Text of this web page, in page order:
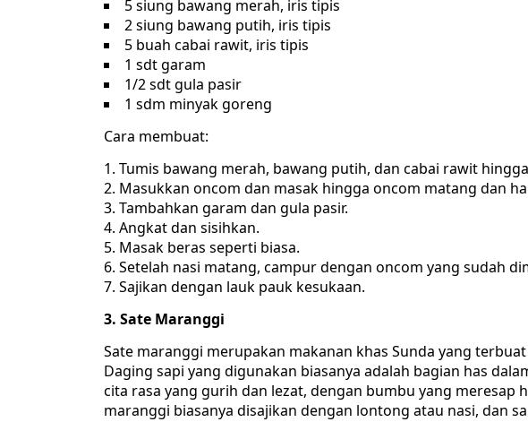
5 siung bawang merah, iris tipis
2 siung bawang putih, iris tipis
5 buah cabai rawit, iris tipis
1 sdt garam
1/2 sdt gula pasir
1 sdm minyak goreng
Cara membuat:
Tumis bawang merah, bawang putih, dan cabai rawit
Masukkan oncom dan masak hingga oncom matang dan
Tambahkan garam dan gula pasir.
Angkat dan sisihkan.
Masak beras seperti biasa.
Setelah nasi matang, campur dengan oncom yang sudah
Sajikan dengan lauk pauk kesukaan.
3. Sate Maranggi
Sate maranggi merupakan makanan khas Sunda yang
Daging sapi yang digunakan biasanya adalah bagian has
cita rasa yang gurih dan lezat, dengan bumbu yang meresap
maranggi biasanya disajikan dengan lontong atau nasi, dan